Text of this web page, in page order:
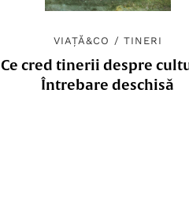
VIAȚĂ&CO / TINERI
Ce cred tinerii despre
Întrebare deschisă